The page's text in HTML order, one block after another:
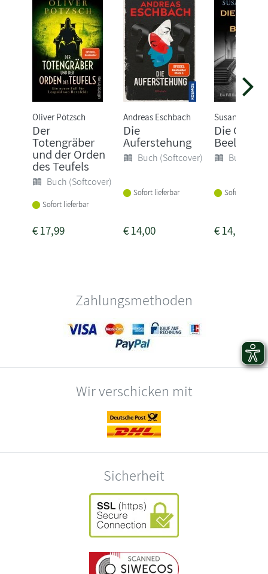
Oliver Pötzsch
Der
Totengräber
und der Orden
des Teufels
Buch (Softcover)
Sofort lieferbar
€17,99
Andreas Eschbach
Die
Auferstehung
Buch (Softcover)
Sofort lieferbar
€14,00
Susanne Goga
Die
Beelitz
Buch
Sofort
€14,00
Zahlungsmethoden
Wir verschicken mit
Sicherheit